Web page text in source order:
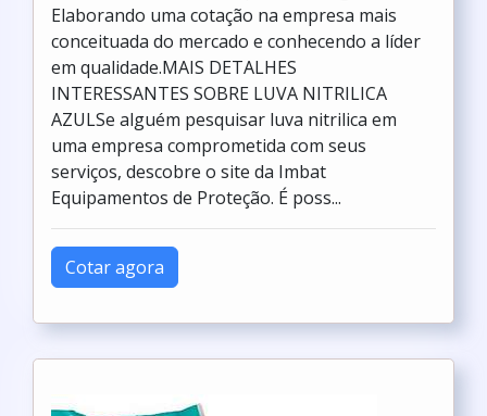
Elaborando uma cotação na empresa mais
conceituada do mercado e conhecendo a líder
em qualidade.MAIS DETALHES
INTERESSANTES SOBRE LUVA NITRILICA
AZULSe alguém pesquisar luva nitrilica em
uma empresa comprometida com seus
serviços, descobre o site da Imbat
Equipamentos de Proteção. É poss...
Cotar agora